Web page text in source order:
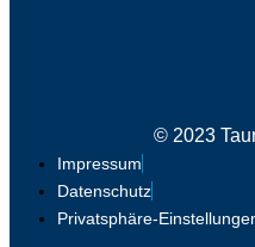
© 2023
Impressum
Datenschutz
Privatsphäre-